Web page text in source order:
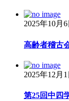
2025年10月6
高齢者稽古
2025年12月1
第25回中四